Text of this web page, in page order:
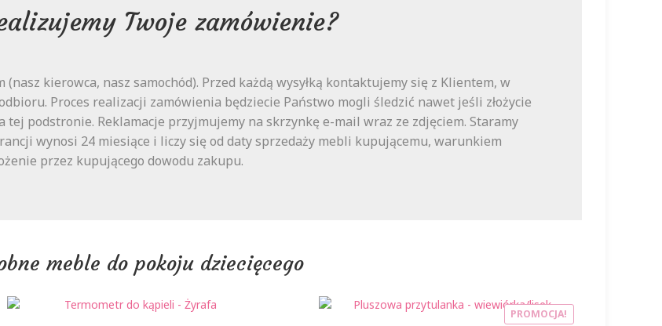
Twoje zamówienie?
(nasz kierowca, nasz samochód). Przed każdą wysyłką kontaktujemy się z Klientem, w
Proces realizacji zamówienia będziecie Państwo mogli śledzić nawet jeśli złożycie
podstronie. Reklamacje przyjmujemy na skrzynkę e-mail wraz ze zdjęciem. Staramy
wynosi 24 miesiące i liczy się od daty sprzedaży mebli kupującemu, warunkiem
przez kupującego dowodu zakupu.
meble do pokoju dziecięcego
PROMOCJA!